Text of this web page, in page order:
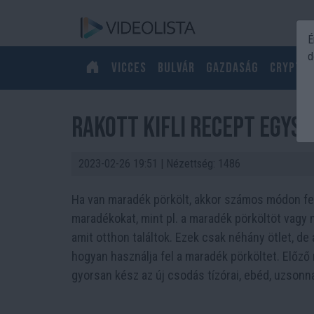
Vicces Bulvár Gazdaság Crypto
Rakott kifli recept
2023-02-26 19:51 | Nézettség: 1486
Ha van maradék pörkölt, akkor számos módon
maradékokat, mint pl. a maradék pörköltöt
amit otthon találtok. Ezek csak néhány ötlet,
hogyan használja fel a maradék pörköltet.
gyorsan kész az új csodás tízórai, ebéd,